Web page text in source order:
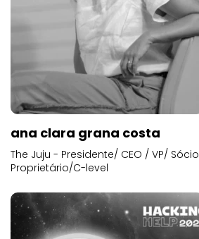
ana clara grana costa
The Juju - Presidente/ CEO / VP/ Sócio
Proprietário/C-level